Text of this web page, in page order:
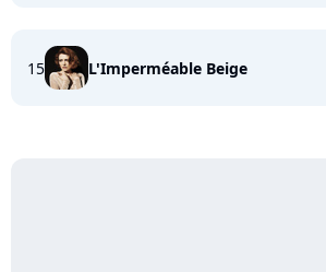
15 L'Imperméable Beige